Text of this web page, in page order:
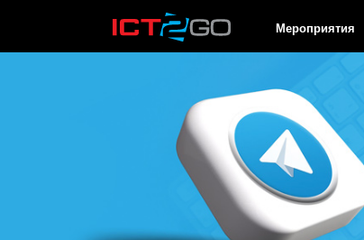
Мероприятия